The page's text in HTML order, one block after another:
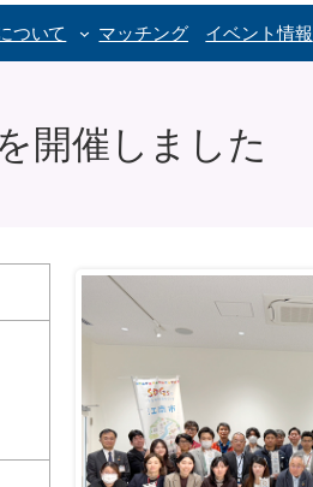
f
ついて マッチング イベント情報
開催しました